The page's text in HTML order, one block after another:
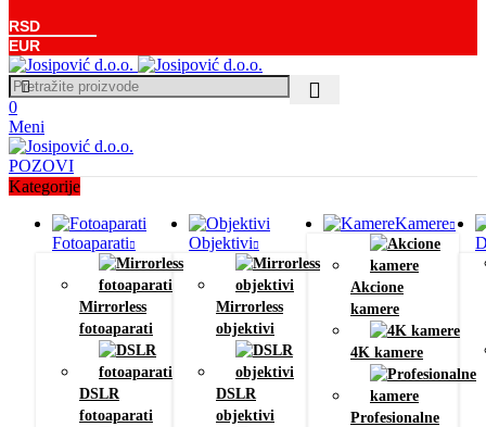
RSD
EUR
00,00
0
Meni
POZOVI
Kategorije
Fotoaparati
Mirrorless
fotoaparati
DSLR
fotoaparati
Objektivi
Mirrorless
objektivi
DSLR
objektivi
Kamere
Akcione
kamere
4K kamere
Profesionalne